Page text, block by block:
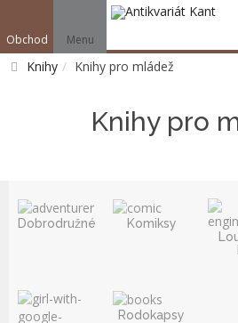
Obchod Menu
Knihy Knihy pro mládež
Knihy pro
Dobrodružné
Komiksy
Rodokapsy